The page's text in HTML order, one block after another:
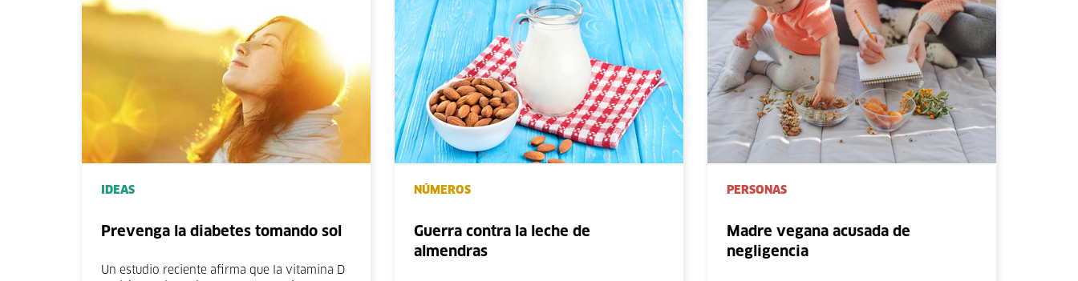
IDEAS
Prevenga la diabetes tomando sol
Un estudio reciente afirma que la vitamina D
NÚMEROS
Guerra contra la leche de
almendras
PERSONAS
Madre vegana acusada de
negligencia